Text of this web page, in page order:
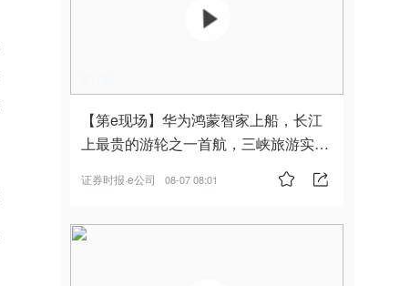
【第e现场】华为鸿蒙智家上船，长江
上最贵的游轮之一首航，三峡旅游实
证券时报·e公司 08-07 08:01